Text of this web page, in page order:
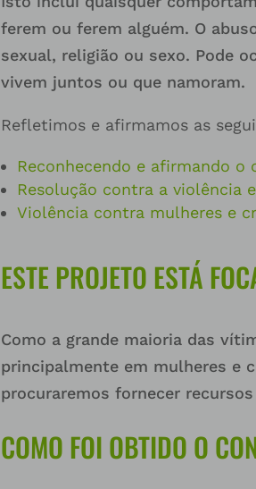
ferem ou ferem alguém. O
sexual, religião ou sexo. Pode
vivem juntos ou que namoram.
Refletimos e afirmamos as
Reconhecendo e afirmando o
Resolução contra a violência
Violência contra mulheres e
ESTE PROJETO ESTÁ
Como a grande maioria das
principalmente em mulheres e
procuraremos fornecer
COMO FOI OBTIDO O